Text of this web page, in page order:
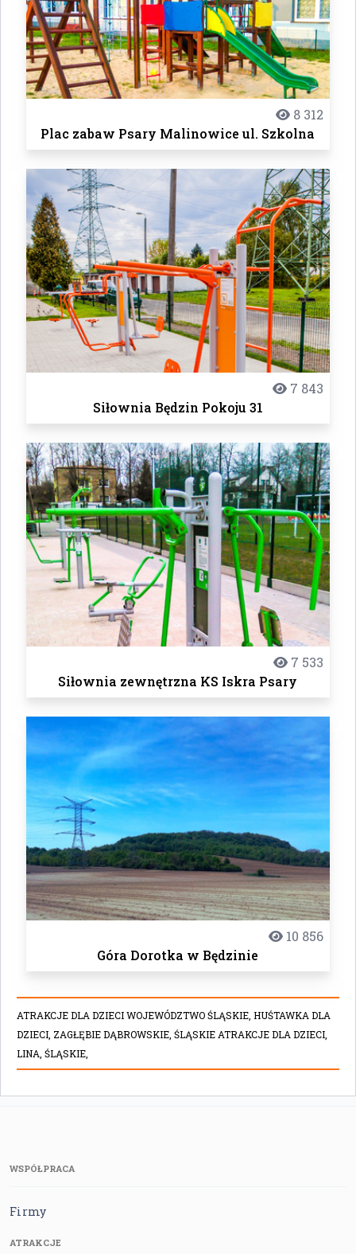
8 312
Plac zabaw Psary Malinowice ul. Szkolna
7 843
Siłownia Będzin Pokoju 31
7 533
Siłownia zewnętrzna KS Iskra Psary
10 856
Góra Dorotka w Będzinie
ATRAKCJE DLA DZIECI WOJEWÓDZTWO ŚLĄSKIE, HUŚTAWKA DLA
DZIECI, ZAGŁĘBIE DĄBROWSKIE, ŚLĄSKIE ATRAKCJE DLA DZIECI,
LINA, ŚLĄSKIE,
WSPÓŁPRACA
Firmy
ATRAKCJE